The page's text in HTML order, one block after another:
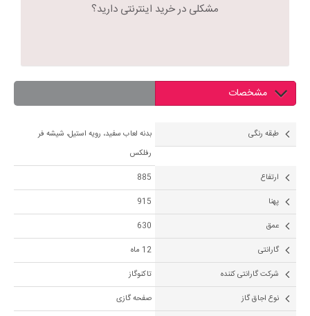
مشکلی در خرید اینترنتی دارید؟
مشخصات
طبقه رنگی
بدنه لعاب سفید، رویه استیل، شیشه فر
رفلکس
ارتفاع
885
پهنا
915
عمق
630
گارانتی
12 ماه
شرکت گارانتی کننده
تاکنوگاز
نوع اجاق گاز
صفحه گازی